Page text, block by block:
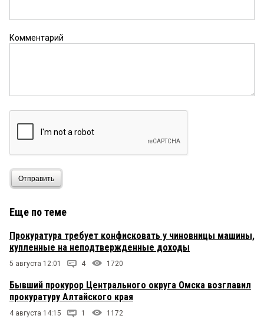
Комментарий
Отправить
Еще по теме
Прокуратура требует конфисковать у чиновницы машины,
купленные на неподтвержденные доходы
5 августа 12:01 4 1720
Бывший прокурор Центрального округа Омска возглавил
прокуратуру Алтайского края
4 августа 14:15 1 1172